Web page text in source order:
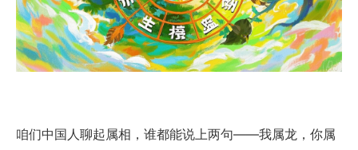
咱们中国人聊起属相，谁都能说上两句——我属龙，你属